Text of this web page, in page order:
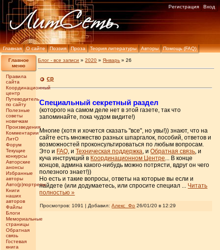
Главная О сайте Поэзия Проза Теория литературы Авторы Помощь (FAQ)
Регистрация Вход
Главное
меню
Правила
сайта
Координационный
центр
Путеводитель
по сайту
Полезные
советы
новичкам
Произведения
Комментарии
ЛитО
Форум
Текущие
конкурсы
Авторские
анонсы
Избранные
авторы
Авто(р)портреты
Книги
наших
авторов
Файлы
Блоги
Мемориальные
страницы
Обратная
связь
Гостевая
книга
Блог - все записи »2020 » Январь » 26
ср
Специальный секретный раздел
(которого на самом деле нет в этой газете, так что
запоминайте, пока чудом видите!)
Многие (хотя и хочется сказать "все", но увы!)) знают, что на
сайте есть множество разных шпаргалок, пособий, ответов и
возможностей проконсультироваться по любым вопросам.
Это и FAQ, иТехническая поддержка, иОбратная связь, и
куча инструкций в Координационном Центре... В конце
концов, админа какого-нибудь можно потрясти, вдруг он чего
полезного знает!))
Но есть и такие вопросы, ответы на которые вы если и
найдете (или додумаетесь, или спросите специал ... Читать
полностью »
Просмотров: 1091 | Добавил:Алекс_Фо 26/01/20 в 12:29